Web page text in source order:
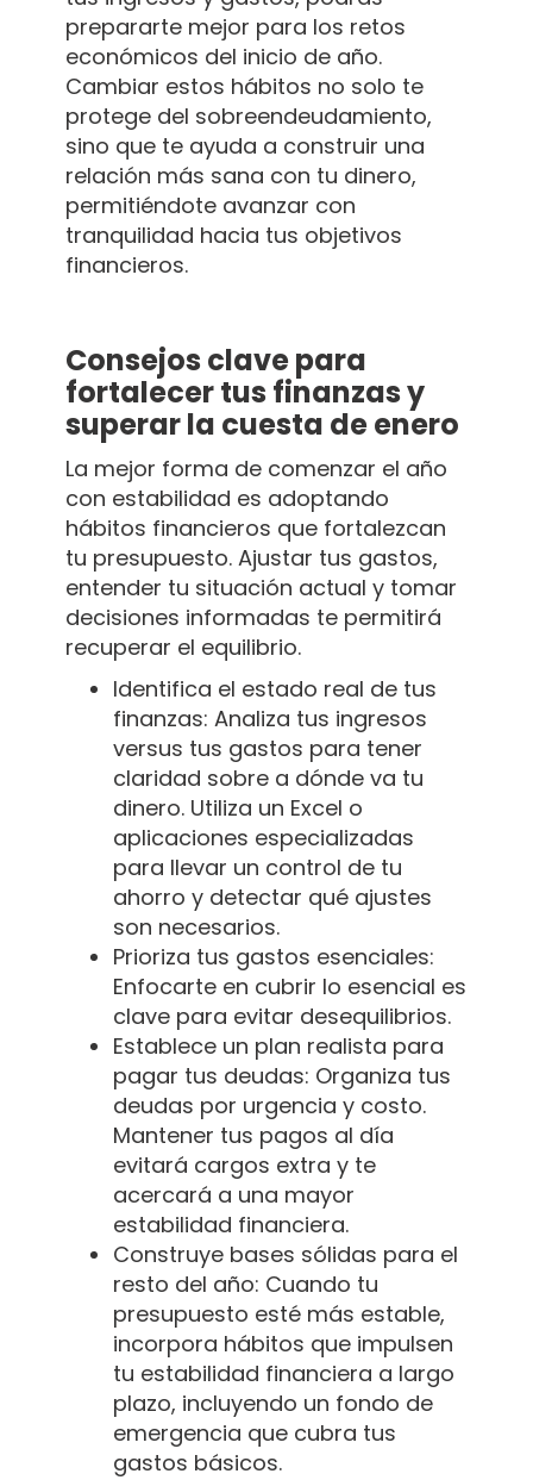
prepararte mejor para los retos
económicos del inicio de año.
Cambiar estos hábitos no solo te
protege del sobreendeudamiento,
sino que te ayuda a construir una
relación más sana con tu dinero,
permitiéndote avanzar con
tranquilidad hacia tus objetivos
financieros.
Consejos clave para
fortalecer tus finanzas y
superar la cuesta de enero
La mejor forma de comenzar el año
con estabilidad es adoptando
hábitos financieros que fortalezcan
tu presupuesto. Ajustar tus gastos,
entender tu situación actual y tomar
decisiones informadas te permitirá
recuperar el equilibrio.
Identifica el estado real de tus
finanzas: Analiza tus ingresos
versus tus gastos para tener
claridad sobre a dónde va tu
dinero. Utiliza un Excel o
aplicaciones especializadas
para llevar un control de tu
ahorro y detectar qué ajustes
son necesarios.
Prioriza tus gastos esenciales:
Enfocarte en cubrir lo esencial es
clave para evitar desequilibrios.
Establece un plan realista para
pagar tus deudas: Organiza tus
deudas por urgencia y costo.
Mantener tus pagos al día
evitará cargos extra y te
acercará a una mayor
estabilidad financiera.
Construye bases sólidas para el
resto del año: Cuando tu
presupuesto esté más estable,
incorpora hábitos que impulsen
tu estabilidad financiera a largo
plazo, incluyendo un fondo de
emergencia que cubra tus
gastos básicos.